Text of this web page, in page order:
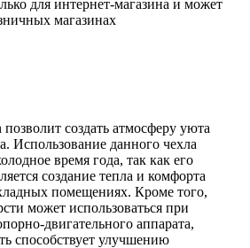
для интернет-магазина и может
магазинах
создать атмосферу уюта
Использование данного чехла
время года, так как его
создание тепла и комфорта
помещениях. Кроме того,
может использоваться при
двигательного аппарата,
способствует улучшению